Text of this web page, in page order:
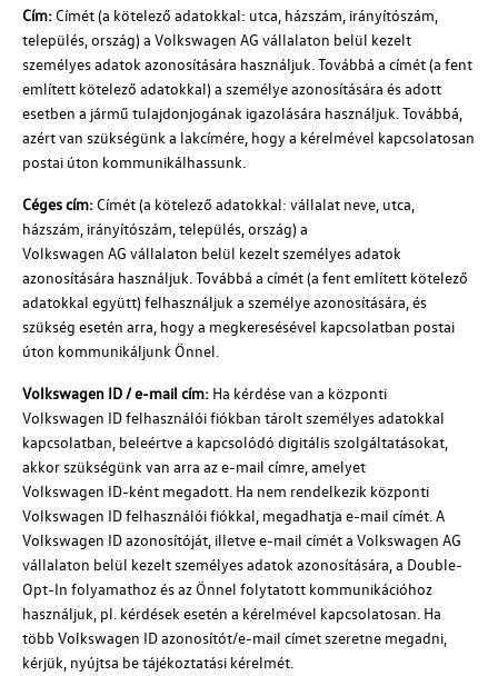
Cím:Címét (a kötelező adatokkal: utca, házszám, irányítószám,
település, ország) a Volkswagen AG vállalaton belül kezelt
személyes adatok azonosítására használjuk. Továbbá a címét (a fent
említett kötelező adatokkal) a személye azonosítására és adott
esetben a jármű tulajdonjogának igazolására használjuk. Továbbá,
azért van szükségünk a lakcímére, hogy a kérelmével kapcsolatosan
postai úton kommunikálhassunk.
Céges cím:Címét (a kötelező adatokkal: vállalat neve, utca,
házszám, irányítószám, település, ország) a
Volkswagen AG vállalaton belül kezelt személyes adatok
azonosítására használjuk. Továbbá a címét (a fent említett kötelező
adatokkal együtt) felhasználjuk a személye azonosítására, és
szükség esetén arra, hogy a megkeresésével kapcsolatban postai
úton kommunikáljunk Önnel.
Volkswagen ID/ e-mail cím: Ha kérdése van a központi
Volkswagen IDfelhasználói fiókban tárolt személyes adatokkal
kapcsolatban, beleértve a kapcsolódó digitális szolgáltatásokat,
akkor szükségünk van arra az e-mail címre, amelyet
Volkswagen ID-ként megadott. Ha nem rendelkezik központi
Volkswagen IDfelhasználói fiókkal, megadhatja e-mail címét. A
Volkswagen IDazonosítóját, illetve e-mail címét a Volkswagen AG
vállalaton belül kezelt személyes adatok azonosítására, a Double-
Opt-In folyamathoz és az Önnel folytatott kommunikációhoz
használjuk, pl. kérdések esetén a kérelmével kapcsolatosan. Ha
több Volkswagen IDazonosítót/e-mail címet szeretne megadni,
kérjük, nyújtsa be tájékoztatási kérelmét.